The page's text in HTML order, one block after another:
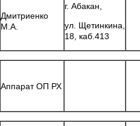
Дмитриенко
М.А.
г. Абакан,
ул. Щетинкина,
18, каб.413
Аппарат ОП РХ